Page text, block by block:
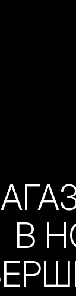
В